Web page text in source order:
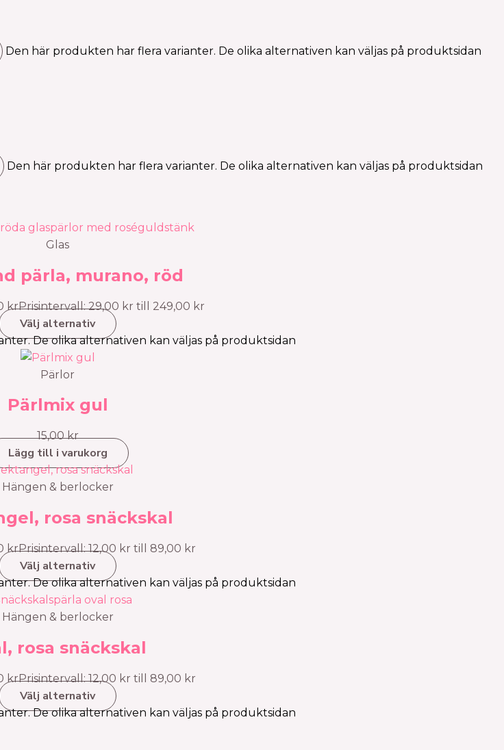
Den här produkten har flera varianter. De olika alternativen kan väljas på produktsidan
Den här produkten har flera varianter. De olika alternativen kan väljas på produktsidan
Glas
pärla, murano, röd
krPrisintervall: 29,00 kr till 249,00 kr
Välj alternativ
De olika alternativen kan väljas på produktsidan
Pärlor
Pärlmix gul
15,00kr
Lägg till i varukorg
Hängen & berlocker
rosa snäckskal
krPrisintervall: 12,00 kr till 89,00 kr
Välj alternativ
De olika alternativen kan väljas på produktsidan
Hängen & berlocker
rosa snäckskal
krPrisintervall: 12,00 kr till 89,00 kr
Välj alternativ
De olika alternativen kan väljas på produktsidan